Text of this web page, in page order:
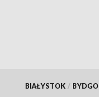
BIAŁYSTOK /